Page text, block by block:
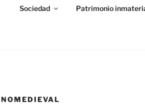
Sociedad Patrimonio